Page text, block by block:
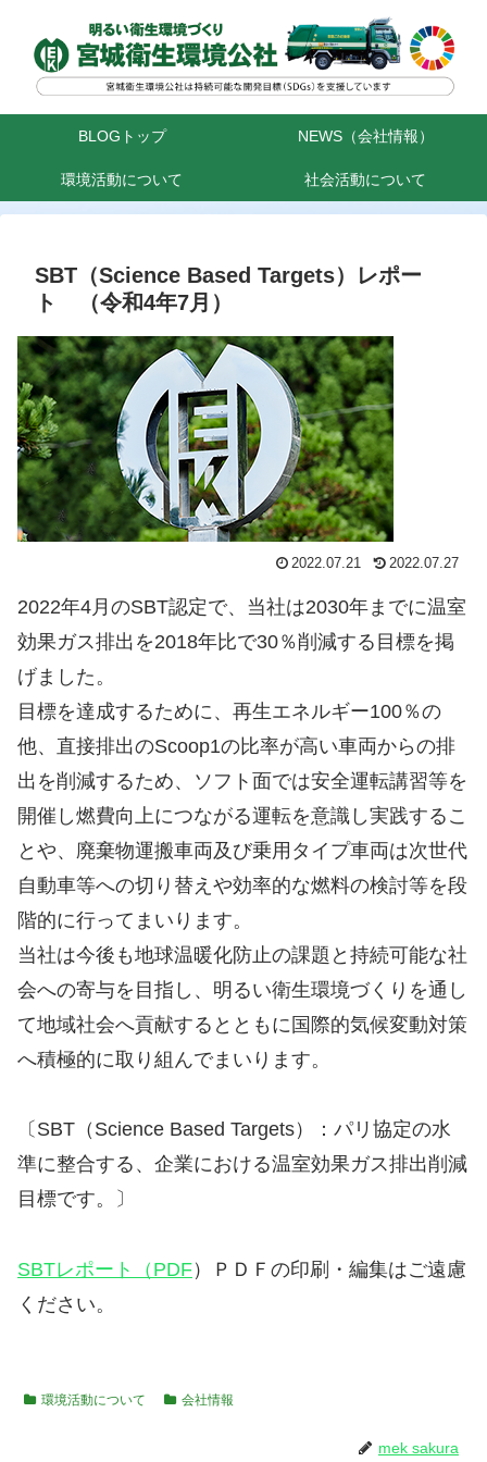
BLOGトップ NEWS（会社情報）
環境活動について 社会活動について
SBT（Science Based Targets）レポー
ト （令和4年7月）
2022.07.21 2022.07.27
2022年4月のSBT認定で、当社は2030年までに温室
効果ガス排出を2018年比で30％削減する目標を掲
げました。
目標を達成するために、再生エネルギー100％の
他、直接排出のScoop1の比率が高い車両からの排
出を削減するため、ソフト面では安全運転講習等を
開催し燃費向上につながる運転を意識し実践するこ
とや、廃棄物運搬車両及び乗用タイプ車両は次世代
自動車等への切り替えや効率的な燃料の検討等を段
階的に行ってまいります。
当社は今後も地球温暖化防止の課題と持続可能な社
会への寄与を目指し、明るい衛生環境づくりを通し
て地域社会へ貢献するとともに国際的気候変動対策
へ積極的に取り組んでまいります。
〔SBT（Science Based Targets）：パリ協定の水
準に整合する、企業における温室効果ガス排出削減
目標です。〕
SBTレポート（PDF）ＰＤＦの印刷・編集はご遠慮
ください。
環境活動について 会社情報
mek sakura